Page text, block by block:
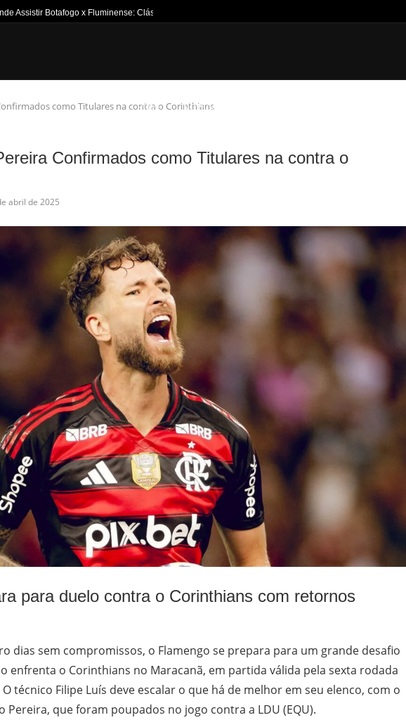
Assistir Botafogo x Fluminense: Clássico Vovô no...
HOME NOTÍCIAS
como Titulares na contra o Corinthians
Confirmados como Titulares na contra o
abril de 2025
para duelo contra o Corinthians com retornos
dias sem compromissos, o Flamengo se prepara para um grande desafio
enfrenta o Corinthians no Maracanã, em partida válida pela sexta rodada
técnico Filipe Luís deve escalar o que há de melhor em seu elenco, com o
Pereira, que foram poupados no jogo contra a LDU (EQU).